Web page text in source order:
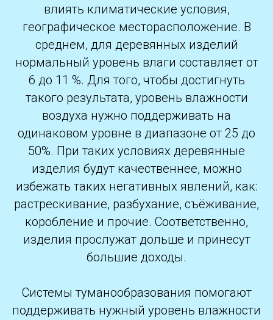
влиять климатические условия,
географическое месторасположение. В
среднем, для деревянных изделий
нормальный уровень влаги составляет от
6 до 11 %. Для того, чтобы достигнуть
такого результата, уровень влажности
воздуха нужно поддерживать на
одинаковом уровне в диапазоне от 25 до
50%. При таких условиях деревянные
изделия будут качественнее, можно
избежать таких негативных явлений, как:
растрескивание, разбухание, съёживание,
коробление и прочие. Соответственно,
изделия прослужат дольше и принесут
большие доходы.
Системы туманообразования помогают
поддерживать нужный уровень влажности